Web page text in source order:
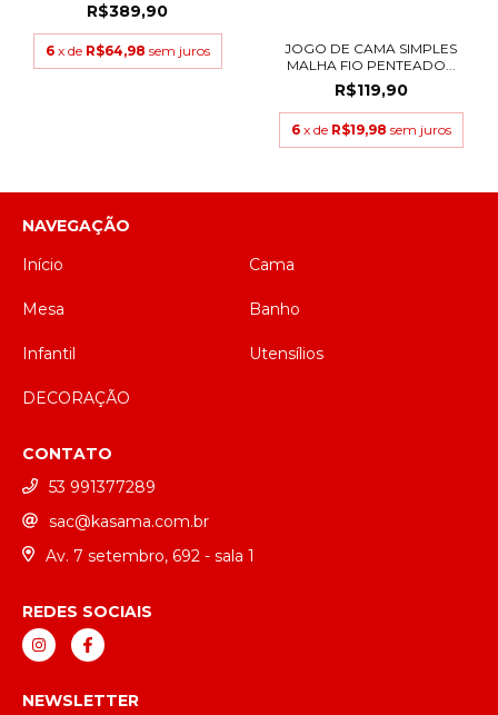
R$389,90
6 x de R$64,98 sem juros
JOGO DE CAMA SIMPLES
MALHA FIO PENTEADO...
R$119,90
6 x de R$19,98 sem juros
NAVEGAÇÃO
Início
Cama
Mesa Banho
Infantil Utensílios
DECORAÇÃO
CONTATO
53 991377289
sac@kasama.com.br
Av. 7 setembro, 692 - sala 1
REDES SOCIAIS
NEWSLETTER